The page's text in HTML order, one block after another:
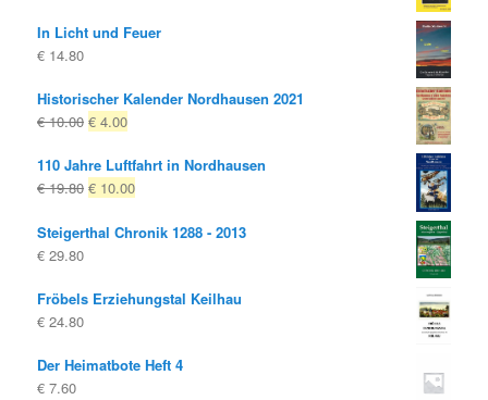
In Licht und Feuer
€ 14.80
Historischer Kalender Nordhausen 2021
€10.00 Ursprünglicher
war:
€ 10.00
€ 4.00Aktueller
ist:
€ 4.00.
110 Jahre Luftfahrt in Nordhausen
€19.80 Ursprünglicher
war:
€ 10.00Aktueller
ist:
Steigerthal Chronik 1288 - 2013
€ 29.80
Fröbels Erziehungstal Keilhau
€ 24.80
Der Heimatbote Heft 4
€ 7.60